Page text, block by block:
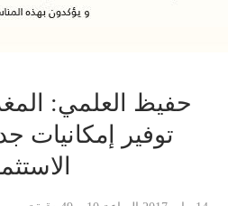
حفيظ العلمي:
توفير إمكانيات